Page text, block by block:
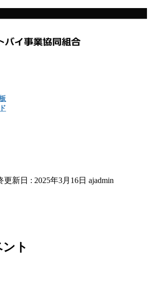
更新日 : 2025年3月16日 ajadmin
ト